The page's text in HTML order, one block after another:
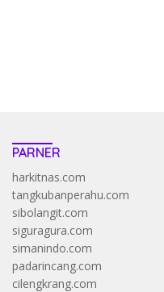
PARNER
harkitnas.com
tangkubanperahu.com
sibolangit.com
siguragura.com
simanindo.com
padarincang.com
cilengkrang.com